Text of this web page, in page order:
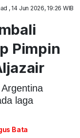
, 14 Jun 2026, 19:26 WIB
Pimpin
laga
Bata